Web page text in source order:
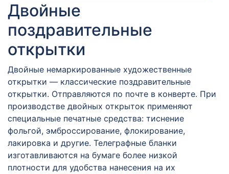
Двойные
поздравительные
открытки
Двойные немаркированные художественные
открытки — классические поздравительные
открытки. Отправляются по почте в конверте. При
производстве двойных открыток применяют
специальные печатные средства: тиснение
фольгой, эмброссирование, флокирование,
лакировка и другие. Телеграфные бланки
изготавливаются на бумаге более низкой
плотности для удобства нанесения на их